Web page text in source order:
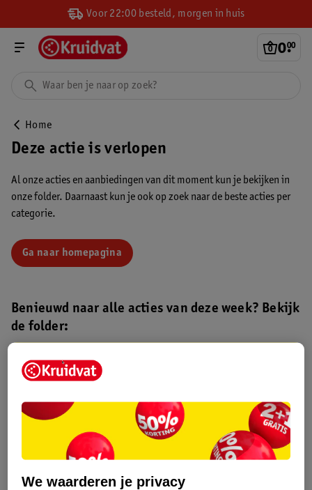
Voor 22:00 besteld, morgen in huis
0.
00
Home
Deze actie is verlopen
Al onze acties en aanbiedingen van dit moment kun je bekijken in
onze folder. Daarnaast kun je ook op zoek naar de beste acties per
categorie.
Ga naar homepagina
Benieuwd naar alle acties van deze week? Bekijk
de folder:
Kruidvat folder
augustus 2026.
We waarderen je privacy